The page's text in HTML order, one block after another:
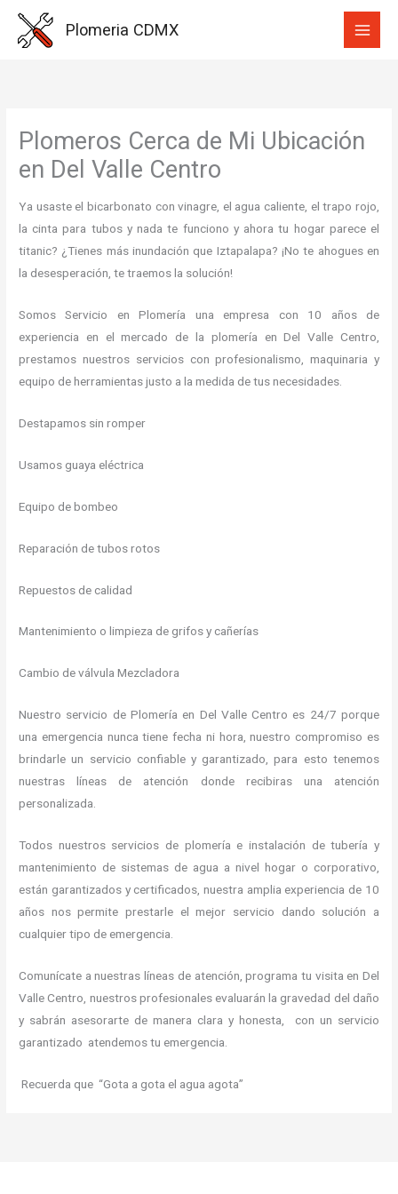
Plomeria CDMX
Plomeros Cerca de Mi Ubicación
en Del Valle Centro
Ya usaste el bicarbonato con vinagre, el agua caliente, el trapo rojo,
la cinta para tubos y nada te funciono y ahora tu hogar parece el
titanic? ¿Tienes más inundación que Iztapalapa? ¡No te ahogues en
la desesperación, te traemos la solución!
Somos Servicio en Plomería una empresa con 10 años de
experiencia en el mercado de la plomería en Del Valle Centro,
prestamos nuestros servicios con profesionalismo, maquinaria y
equipo de herramientas justo a la medida de tus necesidades.
Destapamos sin romper
Usamos guaya eléctrica
Equipo de bombeo
Reparación de tubos rotos
Repuestos de calidad
Mantenimiento o limpieza de grifos y cañerías
Cambio de válvula Mezcladora
Nuestro servicio de Plomería en Del Valle Centro es 24/7 porque
una emergencia nunca tiene fecha ni hora, nuestro compromiso es
brindarle un servicio confiable y garantizado, para esto tenemos
nuestras líneas de atención donde recibiras una atención
personalizada.
Todos nuestros servicios de plomería e instalación de tubería y
mantenimiento de sistemas de agua a nivel hogar o corporativo,
están garantizados y certificados, nuestra amplia experiencia de 10
años nos permite prestarle el mejor servicio dando solución a
cualquier tipo de emergencia.
Comunícate a nuestras líneas de atención, programa tu visita en Del
Valle Centro, nuestros profesionales evaluarán la gravedad del daño
y sabrán asesorarte de manera clara y honesta, con un servicio
garantizado atendemos tu emergencia.
Recuerda que “Gota a gota el agua agota”